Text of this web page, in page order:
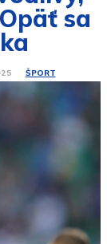
sa
ŠPORT